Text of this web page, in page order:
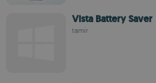
Vista Battery Saver
tamir